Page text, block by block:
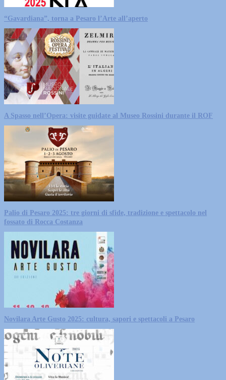
“Gavardiana”, torna a Pesaro l’Arte all’aperto
A Spasso nell’Opera: visite guidate al Museo Rossini durante il ROF
Palio di Pesaro 2025: tre giorni di sfide, tradizione e spettacolo nel
fossato di Rocca Costanza
Novilara Arte Gusto 2025: cultura, sapori e spettacoli a Pesaro